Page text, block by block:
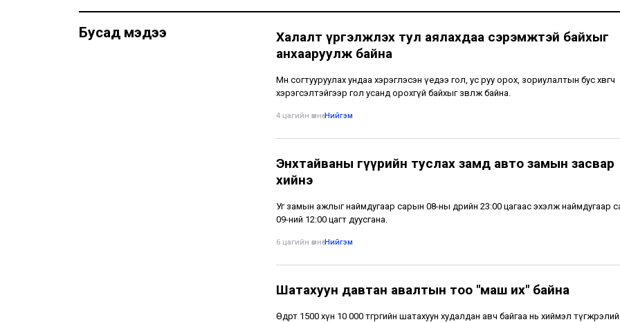
Бусад мэдээ
Халалт үргэлжлэх тул аялахдаа сэрэмжтэй байхыг
анхааруулж байна
Мөн согтууруулах ундаа хэрэглэсэн үедээ гол, ус руу орох, зориулалтын бус хөвөгч
хэрэгсэлтэйгээр гол усанд орохгүй байхыг зөвлөж байна.
4 цагийн өмнө•Нийгэм
Энхтайваны гүүрийн туслах замд авто замын засвар
хийнэ
Уг замын ажлыг наймдугаар сарын 08-ны өдрийн 23:00 цагаас эхэлж наймдугаар
09-ний 12:00 цагт дуусгана.
6 цагийн өмнө•Нийгэм
Шатахуун давтан авалтын тоо "маш их" байна
Өдөрт 1500 хүн 10 000 төгрөгийн шатахуун худалдан авч байгаа нь хиймэл